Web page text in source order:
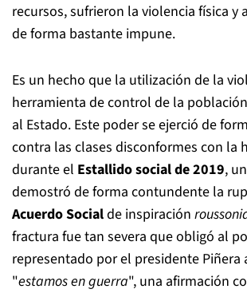
recursos, sufrieron la violencia física y
de forma bastante impune.
Es un hecho que la utilización de la
herramienta de control de la
al Estado. Este poder se ejerció de
contra las clases disconformes con la
durante el Estallido social de 2019,
demostró de forma contundente la
Acuerdo Socialde inspiración
fractura fue tan severa que obligó al
representado por el presidente Piñera
"estamos en guerra", una afirmación